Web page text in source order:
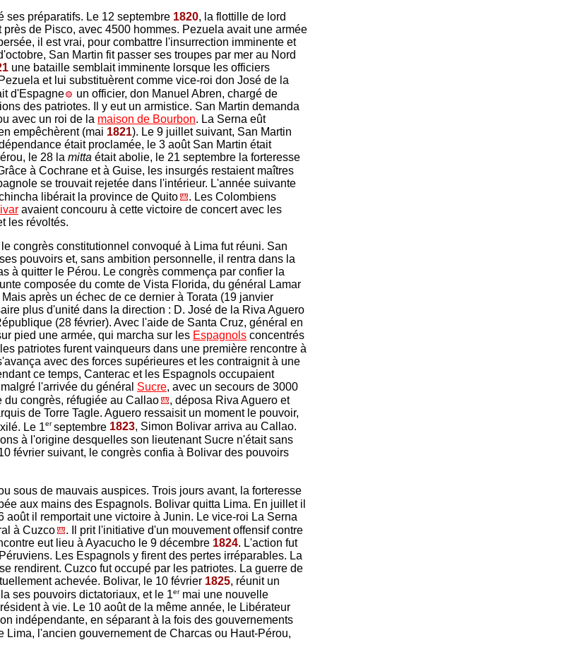
ses préparatifs. Le 12 septembre 1820, la flottille de lord
de Pisco, avec 4500 hommes. Pezuela avait une armée
il est vrai, pour combattre l'insurrection imminente et
San Martin fit passer ses troupes par mer au Nord
une bataille semblait imminente lorsque les officiers
et lui substituèrent comme vice-roi don José de la
d'Espagne
un officier, don Manuel Abren, chargé de
des patriotes. Il y eut un armistice. San Martin demanda
avec un roi de la maison de Bourbon. La Serna eût
empêchèrent (mai 1821). Le 9 juillet suivant, San Martin
était proclamée, le 3 août San Martin était
le 28 la mitta était abolie, le 21 septembre la forteresse
à Cochrane et à Guise, les insurgés restaient maîtres
se trouvait rejetée dans l'intérieur. L'année suivante
libérait la province de Quito
. Les Colombiens
avaient concouru à cette victoire de concert avec les
les révoltés.
le congrès constitutionnel convoqué à Lima fut réuni. San
pouvoirs et, sans ambition personnelle, il rentra dans la
à quitter le Pérou. Le congrès commença par confier la
composée du comte de Vista Florida, du général Lamar
après un échec de ce dernier à Torata (19 janvier
plus d'unité dans la direction : D. José de la Riva Aguero
(28 février). Avec l'aide de Santa Cruz, général en
pied une armée, qui marcha sur les Espagnols concentrés
patriotes furent vainqueurs dans une première rencontre à
avec des forces supérieures et les contraignit à une
ce temps, Canterac et les Espagnols occupaient
l'arrivée du général Sucre, avec un secours de 3000
du congrès, réfugiée au Callao
, déposa Riva Aguero et
de Torre Tagle. Aguero ressaisit un moment le pouvoir,
Le 1erseptembre 1823, Simon Bolivar arriva au Callao.
à l'origine desquelles son lieutenant Sucre n'était sans
février suivant, le congrès confia à Bolivar des pouvoirs
sous de mauvais auspices. Trois jours avant, la forteresse
aux mains des Espagnols. Bolivar quitta Lima. En juillet il
août il remportait une victoire à Junin. Le vice-roi La Serna
à Cuzco
. Il prit l'initiative d'un mouvement offensif contre
eut lieu à Ayacucho le 9 décembre 1824. L'action fut
Les Espagnols y firent des pertes irréparables. La
rendirent. Cuzco fut occupé par les patriotes. La guerre de
achevée. Bolivar, le 10 février 1825, réunit un
ses pouvoirs dictatoriaux, et le 1ermai une nouvelle
à vie. Le 10 août de la même année, le Libérateur
indépendante, en séparant à la fois des gouvernements
Lima, l'ancien gouvernement de Charcas ou Haut-Pérou,